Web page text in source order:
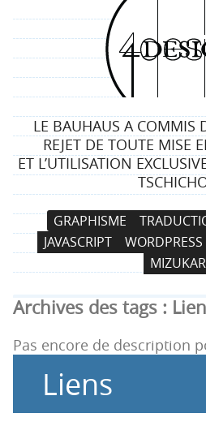
LE BAUHAUS A COMMIS
REJET DE TOUTE MISE
ET L’UTILISATION
N
a
v
i
g
a
t
i
p
A
l
l
e
r
a
u
c
t
GRAPHISME
JAVASCRIPT
WORDPRESS
Archives des tags :
Pas encore de description
Liens